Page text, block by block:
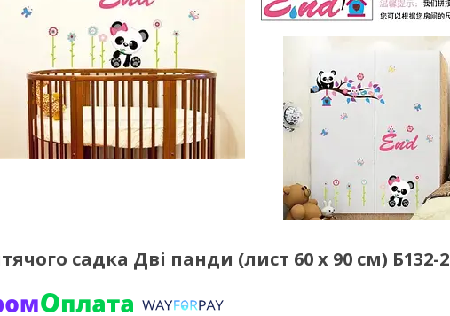
садка Дві панди (лист 60 х 90 см) Б132-2